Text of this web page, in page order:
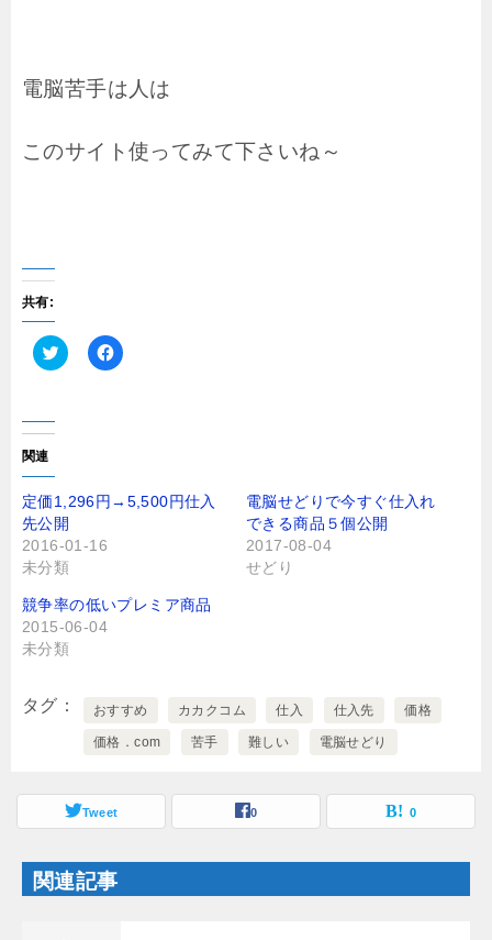
電脳苦手は人は
このサイト使ってみて下さいね～
共有:
ク
し
て
T
i
t
t
e
r
で
共
(
新
し
い
ウ
ド
ウ
)
F
共
有
る
に
リ
ッ
ク
い
新
し
ィ
ン
ド
開
き
ま
関連
定価1,296円→5,500円仕入
先公開
2016-01-16
未分類
電脳せどりで今すぐ仕入れ
できる商品５個公開
2017-08-04
せどり
競争率の低いプレミア商品
2015-06-04
未分類
タグ おすすめ カカクコム 仕入 仕入先 価格
価格．com 苦手 難しい 電脳せどり
Tweet 0 0
関連記事